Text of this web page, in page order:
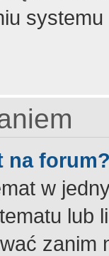
na
w
lub